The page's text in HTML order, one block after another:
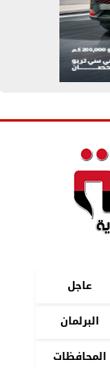
عاجل
البرلمان
المحافظات